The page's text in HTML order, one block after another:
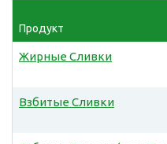
Продукт
Жирные Сливки
Взбитые Сливки